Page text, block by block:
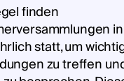
finden
statt, um
zu treffen